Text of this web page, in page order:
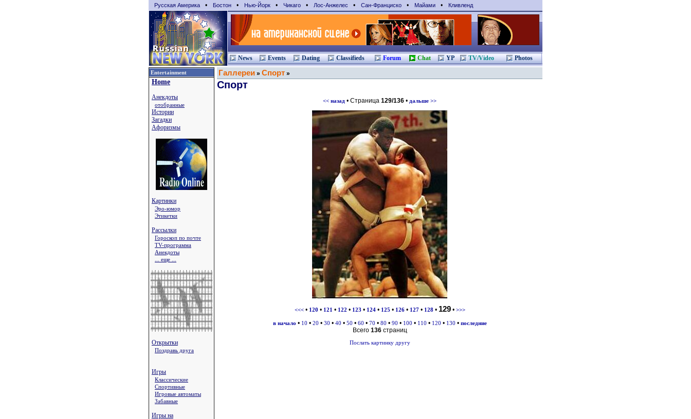
Русская Америка • Бостон • Нью-Йорк • Чикаго • Лос-Анжелес • Сан-Франциcко • Майами • Кливленд
News Events Dating Classifieds Forum Chat YP TV/Video Photos
Entertainment
Home
Анекдоты
отобранные
Истории
Загадки
Афоризмы
Картинки
Эро-юмор
Этикетки
Рассылки
Гороскоп по почте
TV-программа
Анекдоты
... еще ...
Открытки
Поздравь друга
Игры
Классические
Спортивные
Игровые автоматы
Забавные
Игры на
Галлереи » Спорт »
Спорт
<< назад • Страница 129/136 • дальше >>
<<<• 120 • 121 • 122 • 123 • 124• 125 • 126• 127• 128• 129• >>>
в начало • 10 • 20 • 30 • 40 • 50 • 60 • 70 • 80 • 90 • 100 • 110 • 120 • 130 • последние
Всего 136страниц
Послать картинку другу